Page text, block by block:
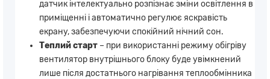
датчик інтелектуально розпізнає зміни освітлення в
приміщенні і автоматично регулює яскравість
екрану, забезпечуючи спокійний нічний сон.
Теплий старт – при використанні режиму обігріву
вентилятор внутрішнього блоку буде увімкнений
лише після достатнього нагрівання теплообмінника